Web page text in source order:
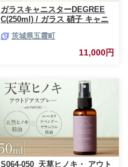
ガラスキャニスターDEGREE
C(250ml) / ガラス 硝子 キャニ
耐熱 一生もの 職人 こだわり
JIDA デザインミュージアムセ
レクション 茨城県 五霞町
茨城県五霞町
11,000円
S064-050_天草ヒノキ・ アウト